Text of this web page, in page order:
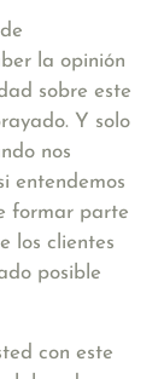
la opinión
sobre este
Y solo
nos
entendemos
formar parte
los clientes
posible
con este